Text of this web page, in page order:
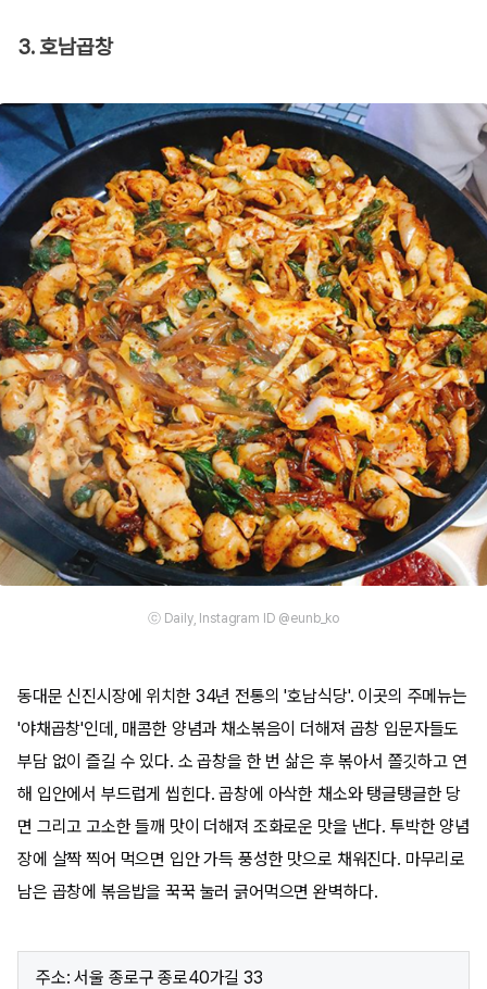
3. 호남곱창
ⓒ Daily, Instagram ID @eunb_ko
동대문 신진시장에 위치한 34년 전통의 '호남식당'. 이곳의 주메뉴는
'야채곱창'인데, 매콤한 양념과 채소볶음이 더해져 곱창 입문자들도
부담 없이 즐길 수 있다. 소 곱창을 한 번 삶은 후 볶아서 쫄깃하고 연
해 입안에서 부드럽게 씹힌다. 곱창에 아삭한 채소와 탱글탱글한 당
면 그리고 고소한 들깨 맛이 더해져 조화로운 맛을 낸다. 투박한 양념
장에 살짝 찍어 먹으면 입안 가득 풍성한 맛으로 채워진다. 마무리로
남은 곱창에 볶음밥을 꾹꾹 눌러 긁어먹으면 완벽하다.
주소: 서울 종로구 종로40가길 33